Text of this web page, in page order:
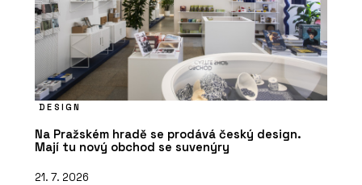
DESIGN
Na Pražském hradě se prodává český design.
Mají tu nový obchod se suvenýry
21. 7. 2026